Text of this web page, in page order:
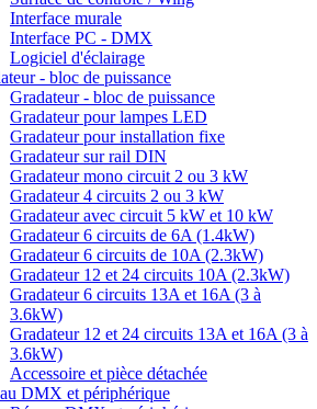
Interface murale
Interface PC - DMX
Logiciel d'éclairage
- bloc de puissance
Gradateur - bloc de puissance
Gradateur pour lampes LED
Gradateur pour installation fixe
Gradateur sur rail DIN
Gradateur mono circuit 2 ou 3 kW
Gradateur 4 circuits 2 ou 3 kW
Gradateur avec circuit 5 kW et 10 kW
Gradateur 6 circuits de 6A (1.4kW)
Gradateur 6 circuits de 10A (2.3kW)
Gradateur 12 et 24 circuits 10A (2.3kW)
Gradateur 6 circuits 13A et 16A (3 à
3.6kW)
Gradateur 12 et 24 circuits 13A et 16A (3 à
3.6kW)
Accessoire et pièce détachée
DMX et périphérique